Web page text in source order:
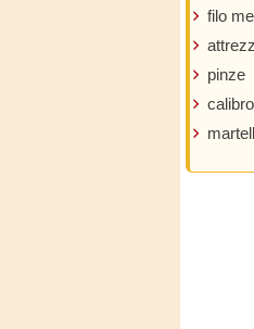
filo
pinze
calibro